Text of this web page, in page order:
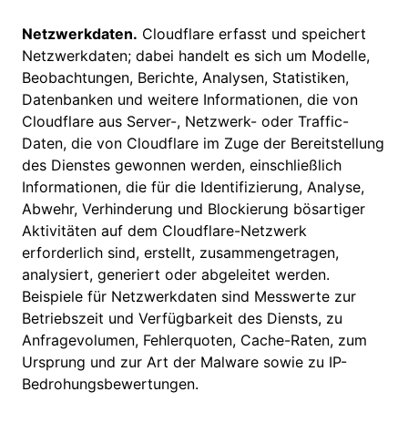
Netzwerkdaten. Cloudflare erfasst und speichert
Netzwerkdaten; dabei handelt es sich um Modelle,
Beobachtungen, Berichte, Analysen, Statistiken,
Datenbanken und weitere Informationen, die von
Cloudflare aus Server-, Netzwerk- oder Traffic-
Daten, die von Cloudflare im Zuge der Bereitstellung
des Dienstes gewonnen werden, einschließlich
Informationen, die für die Identifizierung, Analyse,
Abwehr, Verhinderung und Blockierung bösartiger
Aktivitäten auf dem Cloudflare-Netzwerk
erforderlich sind, erstellt, zusammengetragen,
analysiert, generiert oder abgeleitet werden.
Beispiele für Netzwerkdaten sind Messwerte zur
Betriebszeit und Verfügbarkeit des Diensts, zu
Anfragevolumen, Fehlerquoten, Cache-Raten, zum
Ursprung und zur Art der Malware sowie zu IP-
Bedrohungsbewertungen.